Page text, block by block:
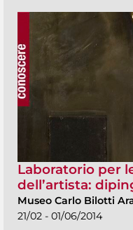
Laboratorio per
dell’artista:
Museo Carlo Bilotti
21/02 - 01/06/2014